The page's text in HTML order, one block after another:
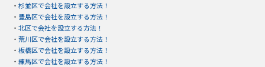
・ 杉並区で会社を設立する方法！
・ 豊島区で会社を設立する方法！
・ 北区で会社を設立する方法！
・ 荒川区で会社を設立する方法！
・ 板橋区で会社を設立する方法！
・ 練馬区で会社を設立する方法！